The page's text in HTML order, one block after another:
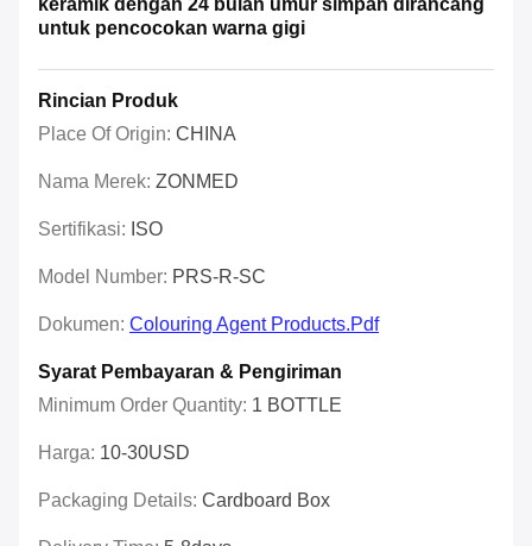
keramik dengan 24 bulan umur simpan dirancang
untuk pencocokan warna gigi
Rincian Produk
Place Of Origin: CHINA
Nama Merek: ZONMED
Sertifikasi: ISO
Model Number: PRS-R-SC
Dokumen: Colouring Agent Products.pdf
Syarat Pembayaran & Pengiriman
Minimum Order Quantity: 1 BOTTLE
Harga: 10-30USD
Packaging Details: Cardboard Box